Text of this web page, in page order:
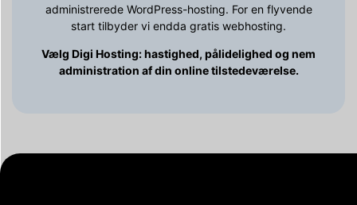
administrerede WordPress-hosting. For en flyvende
start tilbyder vi endda gratis webhosting.
Vælg Digi Hosting: hastighed, pålidelighed og nem
administration af din online tilstedeværelse.